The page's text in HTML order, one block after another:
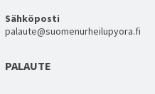
Sähköposti
palaute@suomenurheilupyora.fi
PALAUTE